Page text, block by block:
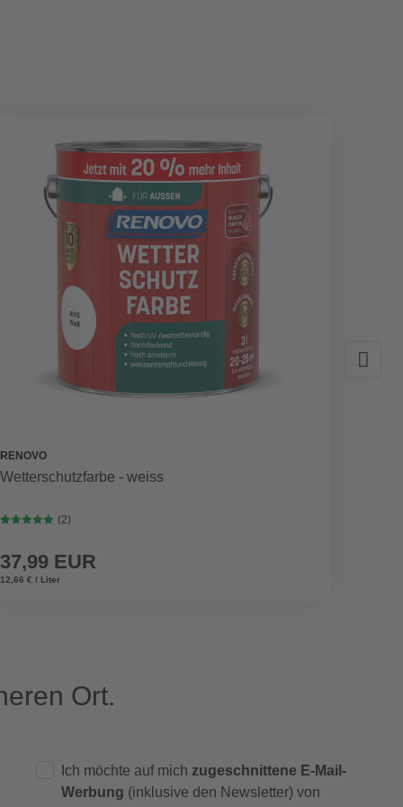
RENOVO
Wetterschutzfarbe - weiss
(2)
37,99 EUR
12,66 € / Liter
Ort.
Ich möchte auf mich zugeschnittene E-Mail-
Werbung (inklusive den Newsletter) von